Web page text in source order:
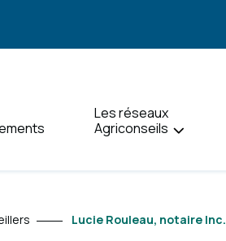
Les réseaux
Agriconseils
Lucie Rouleau, notaire Inc.